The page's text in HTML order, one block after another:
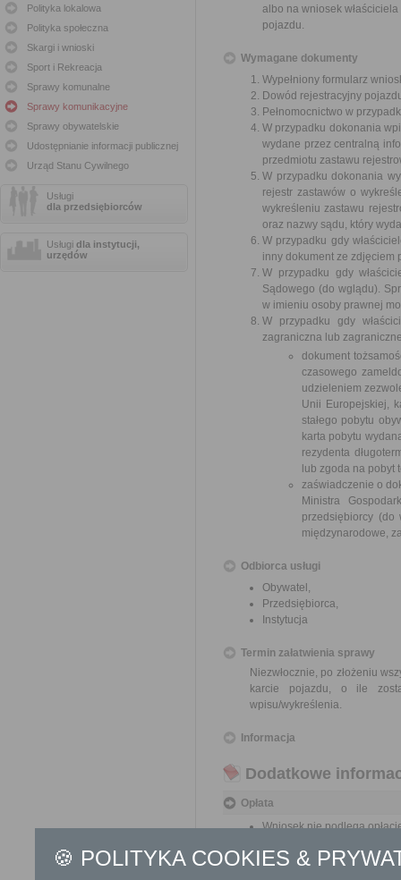
Polityka lokalowa
Polityka społeczna
Skargi i wnioski
Sport i Rekreacja
Sprawy komunalne
Sprawy komunikacyjne
Sprawy obywatelskie
Udostępnianie informacji publicznej
Urząd Stanu Cywilnego
Usługi
dla przedsiębiorców
Usługi dla instytucji,
urzędów
albo na wniosek
pojazdu.
Wymagane dokumenty
Wypełniony formularz
Dowód rejestracyjny
Pełnomocnictwo w
W przypadku dokonania
wydane przez centralną
przedmiotu zastawu
W przypadku dokonania
rejestr zastawów o
wykreśleniu zastawu
oraz nazwy sądu, który
W przypadku gdy
inny dokument ze zdjęciem
W przypadku gdy
Sądowego (do wglądu).
w imieniu osoby prawnej
W przypadku gdy
zagraniczna lub
dokument
czasowego
udzieleniem
Unii Europejskiej,
stałego pobytu
karta pobytu
rezydenta
lub zgoda na pobyt
zaświadczenie o
Ministra
przedsiębiorcy (do
międzynarodowe,
Odbiorca usługi
Obywatel,
Przedsiębiorca,
Instytucja
Termin załatwienia sprawy
Niezwłocznie, po złożeniu
karcie pojazdu, o ile
wpisu/wykreślenia.
Informacja
Dodatkowe
Opłata
Wniosek nie podlega
jego odpisu, wypisu lub
🍪 POLITYKA COOKIES &